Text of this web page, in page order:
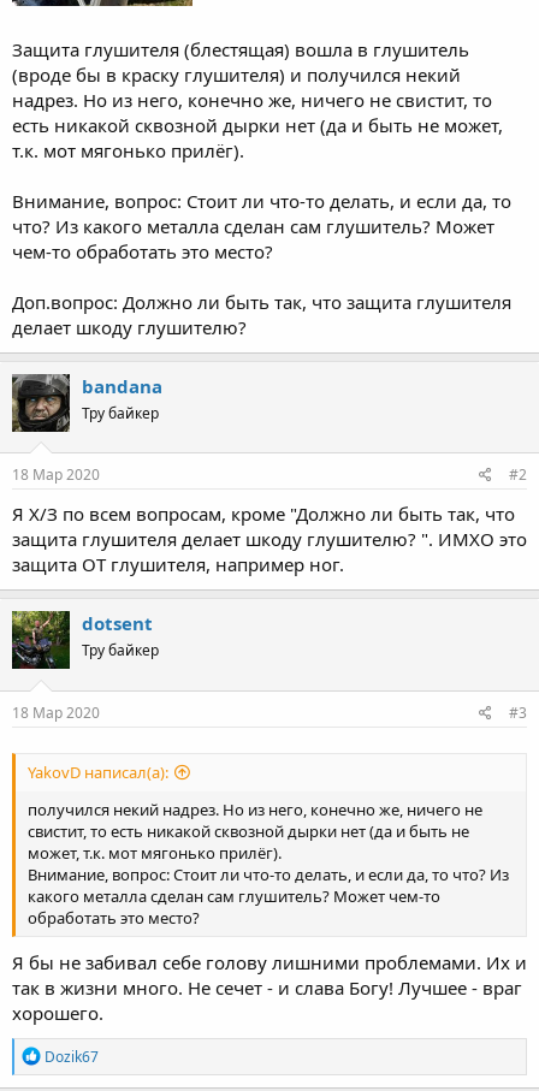
Защита глушителя (блестящая) вошла в глушитель
(вроде бы в краску глушителя) и получился некий
надрез. Но из него, конечно же, ничего не свистит, то
есть никакой сквозной дырки нет (да и быть не может,
т.к. мот мягонько прилёг).
Внимание, вопрос: Стоит ли что-то делать, и если да, то
что? Из какого металла сделан сам глушитель? Может
чем-то обработать это место?
Доп.вопрос: Должно ли быть так, что защита глушителя
делает шкоду глушителю?
bandana
Тру байкер
18 Мар 2020 #2
Я Х/З по всем вопросам, кроме "Должно ли быть так, что
защита глушителя делает шкоду глушителю? ". ИМХО это
защита ОТ глушителя, например ног.
dotsent
Тру байкер
18 Мар 2020 #3
YakovD написал(а):
получился некий надрез. Но из него, конечно же, ничего не
свистит, то есть никакой сквозной дырки нет (да и быть не
может, т.к. мот мягонько прилёг).
Внимание, вопрос: Стоит ли что-то делать, и если да, то что? Из
какого металла сделан сам глушитель? Может чем-то
обработать это место?
Я бы не забивал себе голову лишними проблемами. Их и
так в жизни много. Не сечет - и слава Богу! Лучшее - враг
хорошего.
R
e
Dozik67